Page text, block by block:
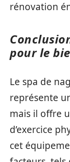
rénovation
pour le
Le spa de
représente
mais il offre
d’exercice
cet